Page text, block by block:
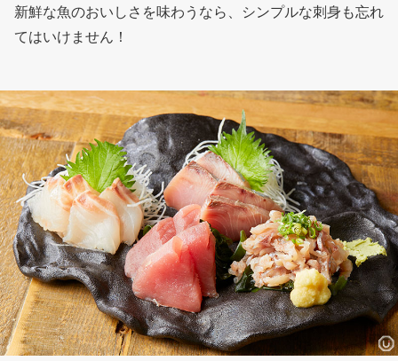
新鮮な魚のおいしさを味わうなら、シンプルな刺身も忘れ
てはいけません！